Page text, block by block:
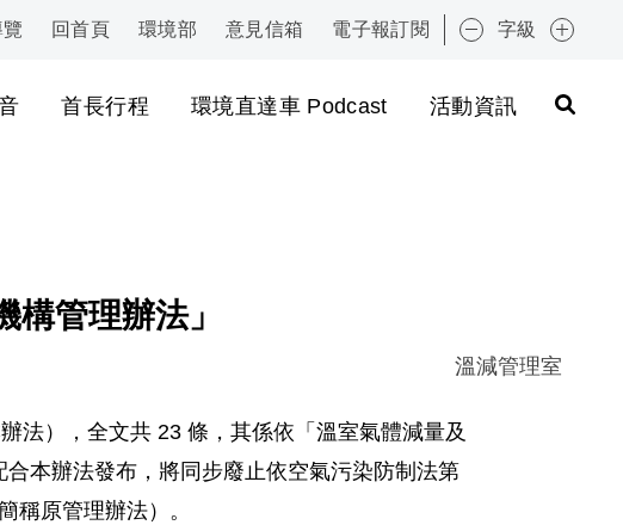
回首頁 環境部 意見信箱 電子報訂閱 字級
首長行程 環境直達車 Podcast 活動資訊
:::
管理辦法」
溫減管理室
法），全文共 23 條，其係依「溫室氣體減量及
本辦法發布，將同步廢止依空氣污染防制法第
稱原管理辦法）。